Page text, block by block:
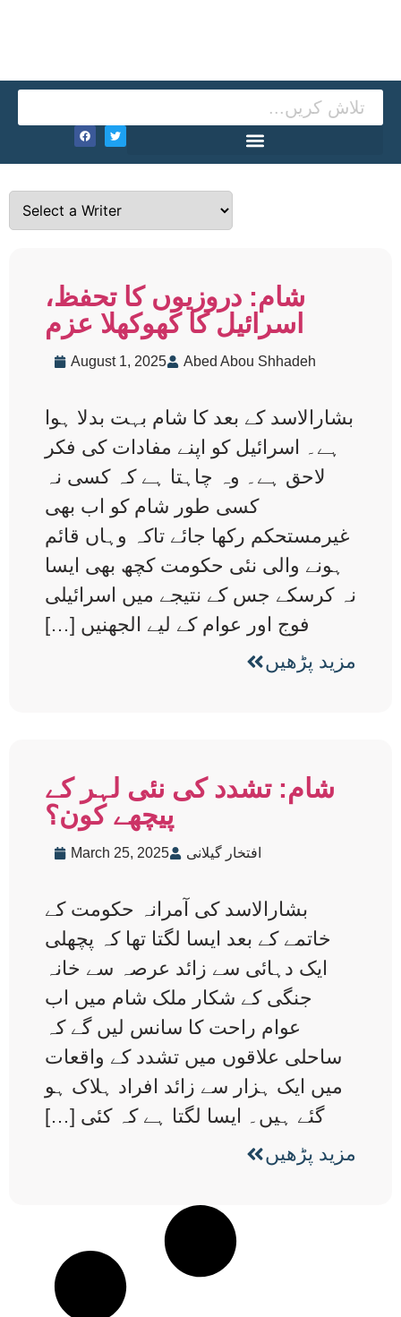
شام: دروزیوں کا تحفظ،
اسرائیل کا کھوکھلا عزم
August 1, 2025 Abed Abou Shhadeh
بشارالاسد کے بعد کا شام بہت بدلا ہوا
ہے۔ اسرائیل کو اپنے مفادات کی فکر
لاحق ہے۔ وہ چاہتا ہے کہ کسی نہ
کسی طور شام کو اب بھی
غیرمستحکم رکھا جائے تاکہ وہاں قائم
ہونے والی نئی حکومت کچھ بھی ایسا
نہ کرسکے جس کے نتیجے میں اسرائیلی
فوج اور عوام کے لیے الجھنیں […]
مزید پڑھیں
شام: تشدد کی نئی لہر کے
پیچھے کون؟
March 25, 2025 افتخار گیلانی
بشارالاسد کی آمرانہ حکومت کے
خاتمے کے بعد ایسا لگتا تھا کہ پچھلی
ایک دہائی سے زائد عرصہ سے خانہ
جنگی کے شکار ملک شام میں اب
عوام راحت کا سانس لیں گے کہ
ساحلی علاقوں میں تشدد کے واقعات
میں ایک ہزار سے زائد افراد ہلاک ہو
گئے ہیں۔ ایسا لگتا ہے کہ کئی […]
مزید پڑھیں